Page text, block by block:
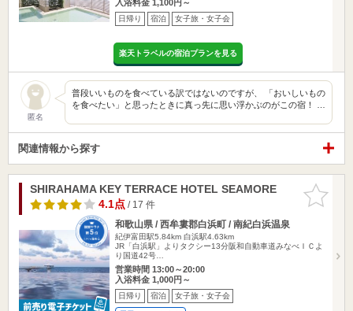
入浴料金 1,100円～
日帰り 宿泊 女子旅・女子会
楽天トラベルの宿泊プランを見る
匿名
普段いいものを食べている訳ではないのですが、 「おいしいもの
を食べたい」と思ったときに真っ先に思い浮かぶのがこの宿！ …
関連情報から探す
お気に入
りに追加
SHIRAHAMA KEY TERRACE HOTEL SEAMORE
4.1点/ 17 件
和歌山県 / 西牟婁郡白浜町 / 南紀白浜温泉
紀伊富田駅5.84km 白浜駅4.63km
JR「白浜駅」よりタクシー13分阪和自動車道みなべＩＣよ
り国道42号…
営業時間 13:00～20:00
入浴料金 1,000円～
日帰り 宿泊 女子旅・女子会